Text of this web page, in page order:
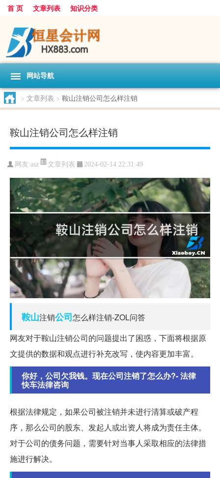
首 页 文章列表 知识分类
网站导航
> 文章列表 > 鞍山注销公司怎么样注销
鞍山注销公司怎么样注销
网友:asz 文章列表 2024-02-14 22:31:49
鞍山注销公司怎么样注销-ZOL问答
网友对于鞍山注销公司的问题提出了困惑，下面将根据原
文提供的数据和观点进行补充改写，使内容更加丰富。
你好，公司欠我钱。现在公司注销了怎么办?- 法律
快车法律咨询
根据法律规定，如果公司被注销并未进行清算或破产程
序，那么公司的股东、发起人或出资人将成为责任主体。
对于公司的债务问题，需要针对当事人采取相应的法律措
施进行解决。